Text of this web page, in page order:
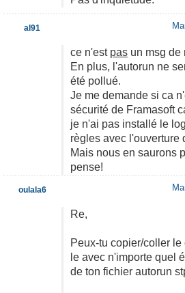
ce n'est pasun msg de
En plus, l'autorun ne
été pollué.
Je me demande si ca
sécurité de Framasoft
je n'ai pas installé le
règles avec l'ouverture
Mais nous en saurons
pense!
al91
Re,
Peux-tu copier/coller
le avec n'importe quel
de ton fichier autorun
oulala6